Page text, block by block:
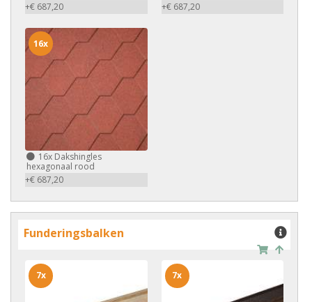
+€ 687,20
+€ 687,20
16x Dakshingles
hexagonaal rood
+€ 687,20
16x
Funderingsbalken
7x 7x